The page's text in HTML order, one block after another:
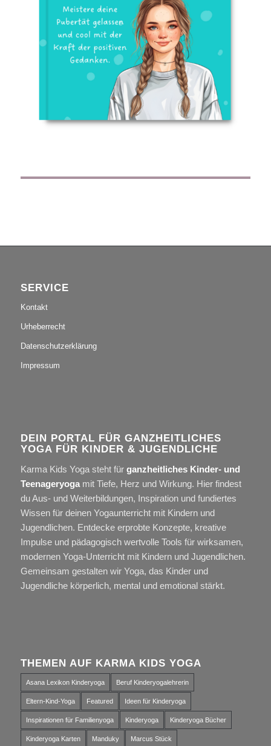
SERVICE
Kontakt
Urheberrecht
Datenschutzerklärung
Impressum
DEIN PORTAL FÜR GANZHEITLICHES
YOGA FÜR KINDER & JUGENDLICHE
Karma Kids Yoga steht für ganzheitliches Kinder- und
Teenageryogamit Tiefe, Herz und Wirkung. Hier findest
du Aus- und Weiterbildungen, Inspiration und fundiertes
Wissen für deinen Yogaunterricht mit Kindern und
Jugendlichen. Entdecke erprobte Konzepte, kreative
Impulse und pädagogisch wertvolle Tools für wirksamen,
modernen Yoga-Unterricht mit Kindern und Jugendlichen.
Gemeinsam gestalten wir Yoga, das Kinder und
Jugendliche körperlich, mental und emotional stärkt.
THEMEN AUF KARMA KIDS YOGA
Asana Lexikon Kinderyoga Beruf Kinderyogalehrerin
Eltern-Kind-Yoga Featured Ideen für Kinderyoga
Inspirationen für Familienyoga Kinderyoga Kinderyoga Bücher
Kinderyoga Karten Manduky Marcus Stück